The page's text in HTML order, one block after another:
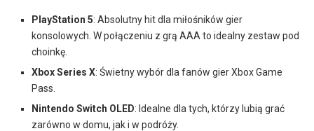
PlayStation 5: Absolutny hit dla miłośników gier
konsolowych. W połączeniu z grą AAA to idealny zestaw pod
choinkę.
Xbox Series X: Świetny wybór dla fanów gier Xbox Game
Pass.
Nintendo Switch OLED: Idealne dla tych, którzy lubią grać
zarówno w domu, jak i w podróży.